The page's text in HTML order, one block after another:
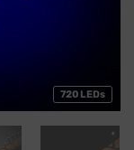
720 LEDs